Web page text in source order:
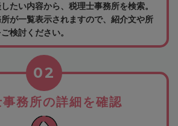
たい内容から、税理士事務所を検索。
が一覧表示されますので、紹介文や所
検討ください。
務所の詳細を確認
02